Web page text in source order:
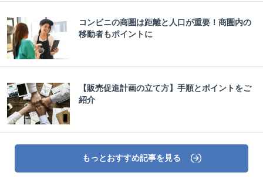
コンビニの商圏は距離と人口が重要！商圏内の
移動者もポイントに
【販売促進計画の立て方】手順とポイントをご
紹介
もっとおすすめ記事を見る